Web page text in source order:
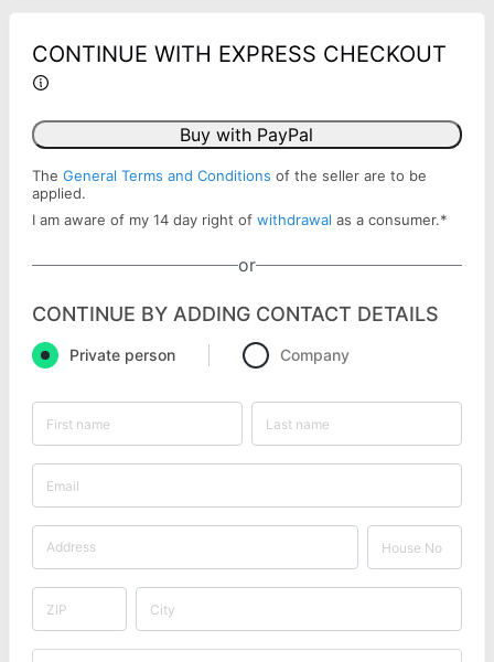
CONTINUE WITH EXPRESS CHECKOUT
Buy with PayPal
The General Terms and Conditions of the seller are to be
applied.
I am aware of my 14 day right of withdrawal as a consumer.*
or
CONTINUE BY ADDING CONTACT DETAILS
Private person Company